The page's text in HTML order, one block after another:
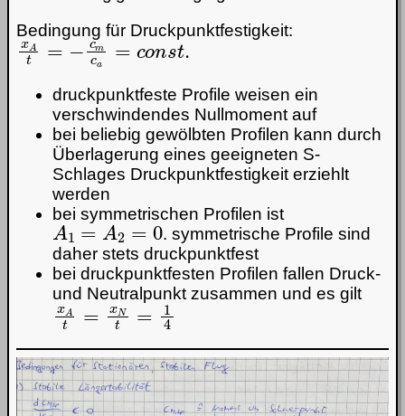
Bedingung für Druckpunktfestigkeit:
xAt=−cmca=const.
druckpunktfeste Profile weisen ein
verschwindendes Nullmoment auf
bei beliebig gewölbten Profilen kann durch
Überlagerung eines geeigneten S-
Schlages Druckpunktfestigkeit erziehlt
werden
bei symmetrischen Profilen ist
A1 =A2=0
. symmetrische Profile sind
daher stets druckpunktfest
bei druckpunktfesten Profilen fallen Druck-
und Neutralpunkt zusammen und es gilt
xAt =xNt=14